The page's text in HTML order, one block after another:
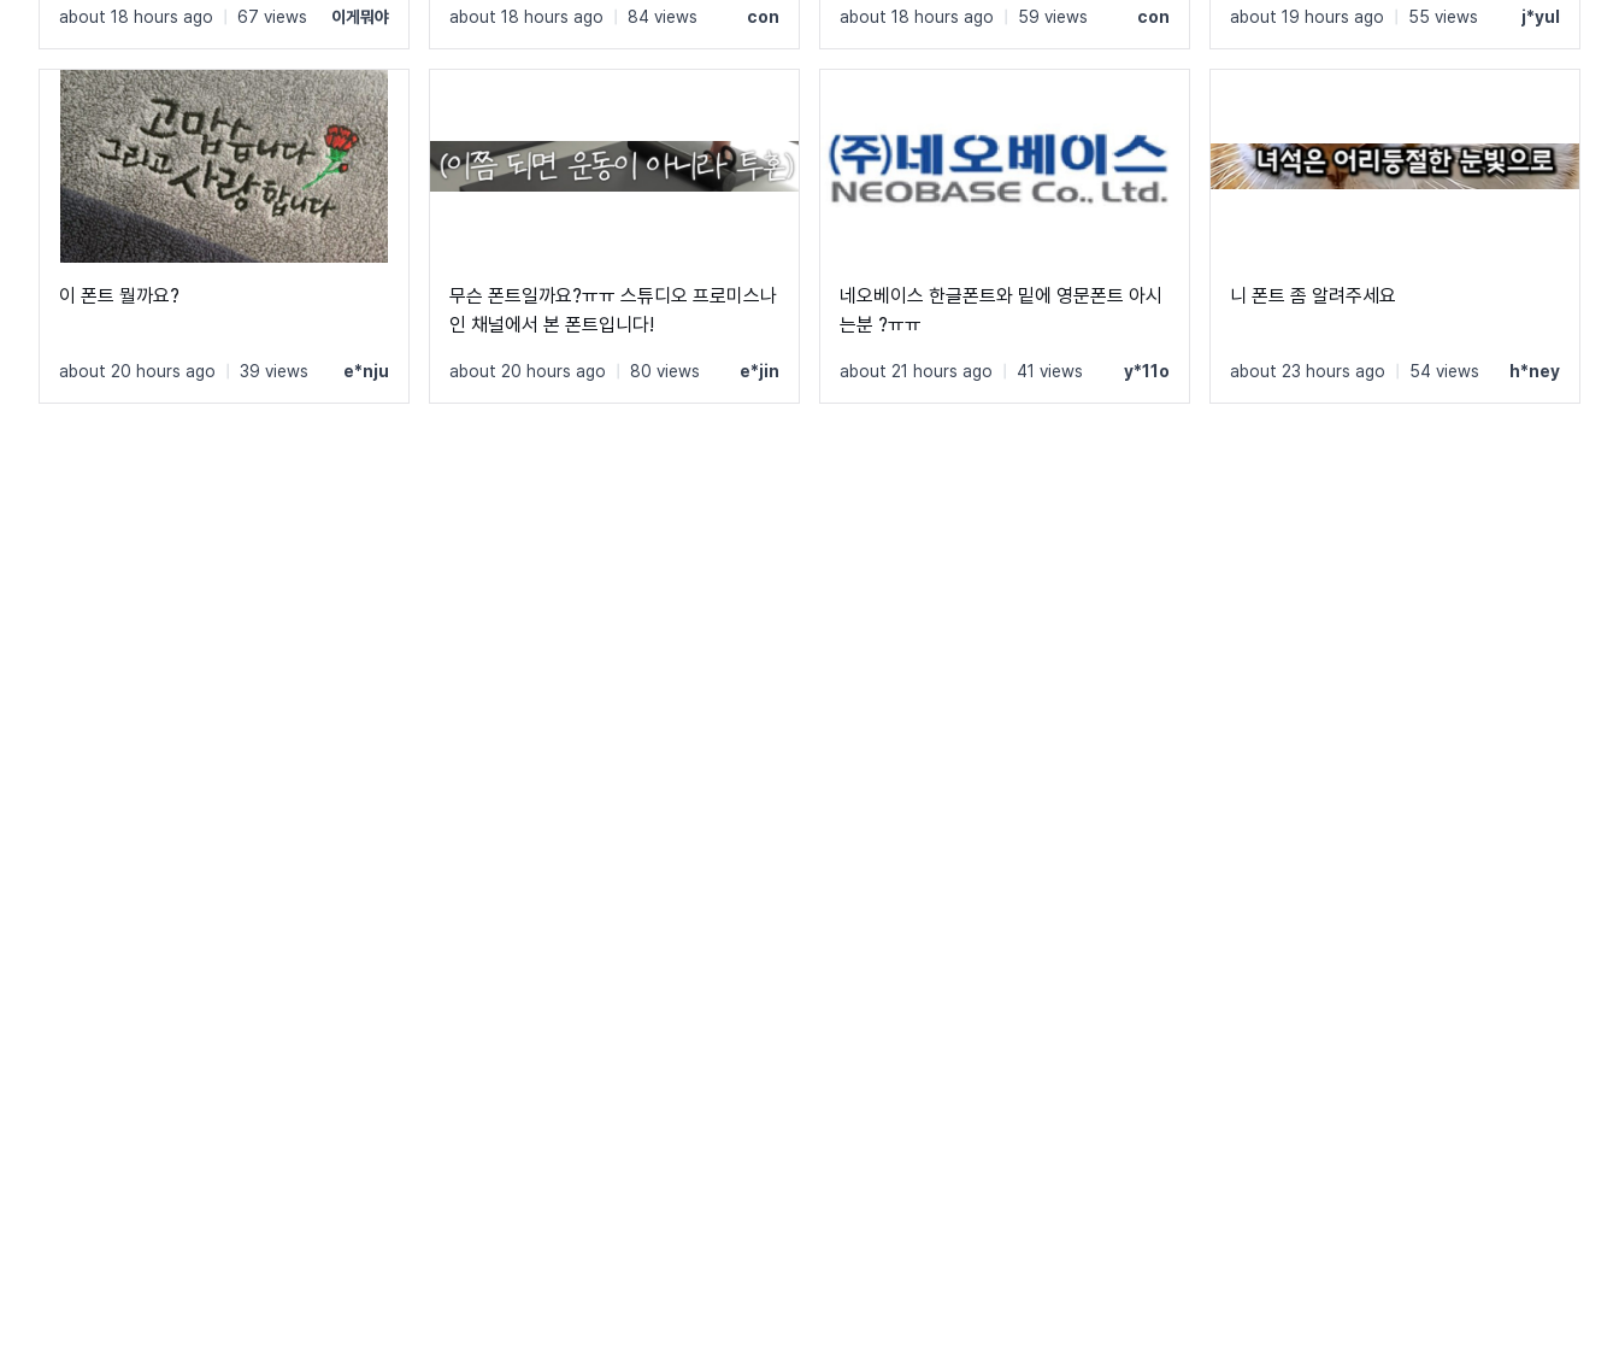
about 18 hours ago 67 views 이게뭐야 about 18 hours ago 84 views con about 18 hours ago 59 views con about 19 hours ago 55 views j*yul
이 폰트 뭘까요?
about 20 hours ago 39 views e*nju
무슨 폰트일까요?ㅠㅠ 스튜디오 프로미스나
인 채널에서 본 폰트입니다!
about 20 hours ago 80 views e*jin
네오베이스 한글폰트와 밑에 영문폰트 아시
는분 ?ㅠㅠ
about 21 hours ago 41 views y*11o
니 폰트 좀 알려주세요
about 23 hours ago 54 views h*ney